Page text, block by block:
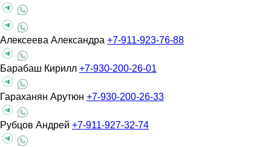
Алексеева Александра +7-911-923-76-88
Барабаш Кирилл +7-930-200-26-01
Гараханян Арутюн +7-930-200-26-33
Рубцов Андрей +7-911-927-32-74